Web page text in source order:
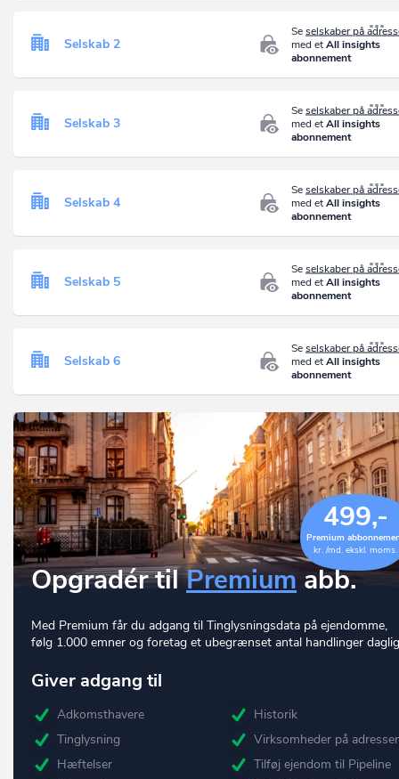
Seselskaber på
med etAll insights
abonnement
Selskab 2
Seselskaber på
med etAll insights
abonnement
Selskab 3
Seselskaber på
med etAll insights
abonnement
Selskab 4
Seselskaber på
med etAll insights
abonnement
Selskab 5
Seselskaber på
med etAll insights
abonnement
Selskab 6
499,-
Premium
kr. /md. ekskl. moms.
Opgradér tilPremium abb.
Med Premium får du adgang til Tinglysningsdata på ejendomme,
følg 1.000 emner og foretag et ubegrænset antal handlinger
Giver adgang til
Adkomsthavere
Tinglysning
Hæftelser
Historik
Virksomheder på
Tilføj ejendom til Pipeline